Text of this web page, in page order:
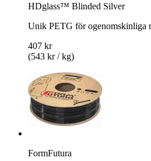
HDglass™ Blinded Silver
Unik PETG för ogenomskinliga
407 kr
(543 kr / kg)
FormFutura